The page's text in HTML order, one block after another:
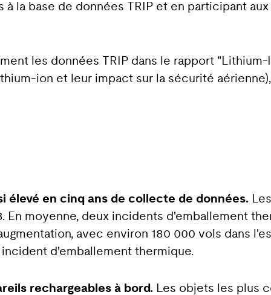
la base de données TRIP et en participant
les données TRIP dans le rapport
ion et leur impact sur la sécurité
élevé en cinq ans de collecte de données.
En moyenne, deux incidents d'emballement
avec environ 180 000 vols dans
d'emballement thermique.
rechargeables à bord. Les objets les plus